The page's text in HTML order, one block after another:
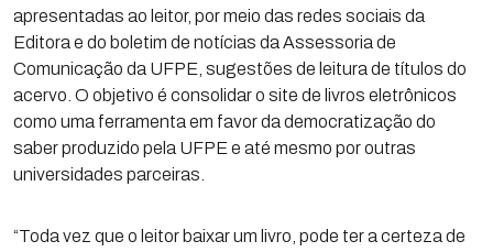
apresentadas ao leitor, por meio das redes sociais da
Editora e do boletim de notícias da Assessoria de
Comunicação da UFPE, sugestões de leitura de títulos do
acervo. O objetivo é consolidar o site de livros eletrônicos
como uma ferramenta em favor da democratização do
saber produzido pela UFPE e até mesmo por outras
universidades parceiras.
“Toda vez que o leitor baixar um livro, pode ter a certeza de